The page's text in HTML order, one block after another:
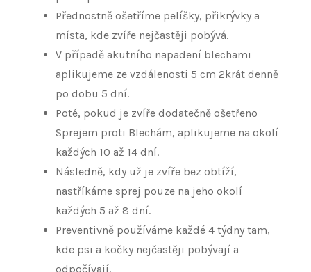
Přednostně ošetříme pelíšky, přikrývky a
místa, kde zvíře nejčastěji pobývá.
V případě akutního napadení blechami
aplikujeme ze vzdálenosti 5 cm 2krát denně
po dobu 5 dní.
Poté, pokud je zvíře dodatečně ošetřeno
Sprejem proti Blechám, aplikujeme na okolí
každých 10 až 14 dní.
Následně, kdy už je zvíře bez obtíží,
nastříkáme sprej pouze na jeho okolí
každých 5 až 8 dní.
Preventivně používáme každé 4 týdny tam,
kde psi a kočky nejčastěji pobývají a
odpočívají.